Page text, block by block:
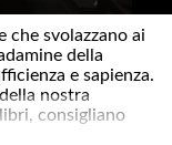
che svolazzano ai
della
e sapienza.
nostra
consigliano